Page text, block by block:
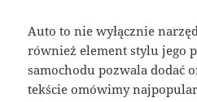
Auto to nie wyłącznie
również element stylu jego
samochodu pozwala dodać
tekście omówimy